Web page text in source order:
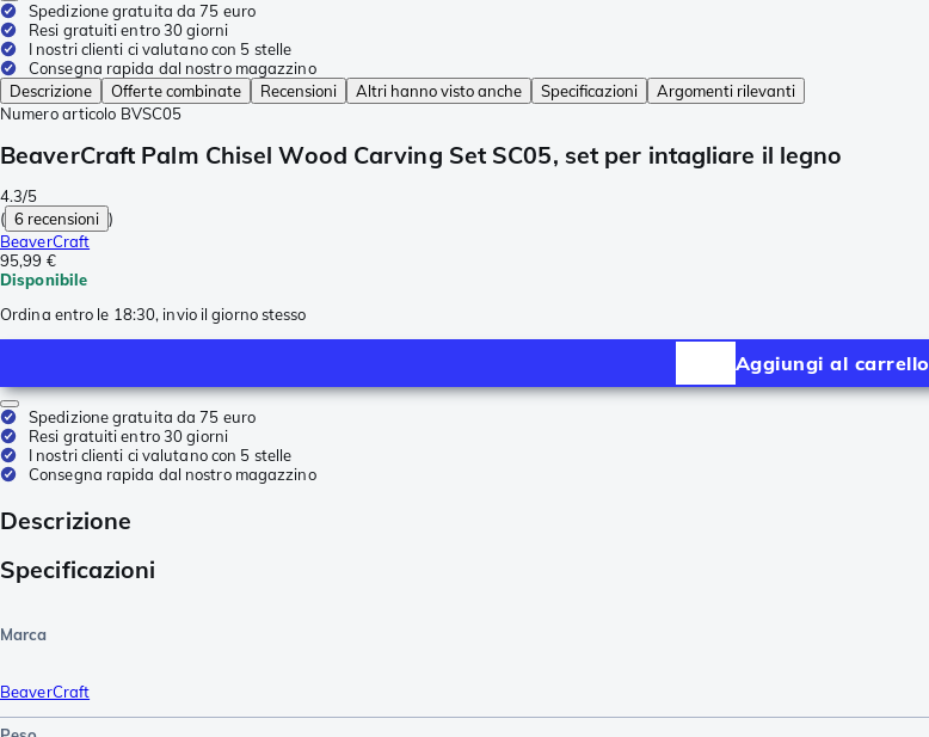
Spedizione gratuita da 75 euro
Resi gratuiti entro 30 giorni
I nostri clienti ci valutano con 5 stelle
Consegna rapida dal nostro magazzino
Descrizione
Offerte combinate Recensioni Altri hanno visto anche Specificazioni
Argomenti rilevanti
Numero articolo BVSC05
BeaverCraft Palm Chisel Wood Carving Set SC05, set per intagliare il legno
4.3/5
( 6 recensioni )
BeaverCraft
95,99 €
Disponibile
Ordina entro le 18:30, invio il giorno stesso
Aggiungi al carrello
Spedizione gratuita da 75 euro
Resi gratuiti entro 30 giorni
I nostri clienti ci valutano con 5 stelle
Consegna rapida dal nostro magazzino
Descrizione
Specificazioni
Marca
BeaverCraft